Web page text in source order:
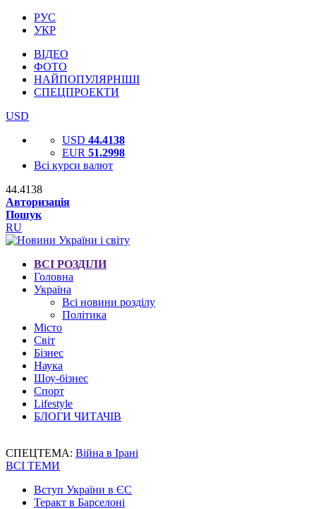
РУС
УКР
ВІДЕО
ФОТО
НАЙПОПУЛЯРНІШІ
СПЕЦПРОЕКТИ
USD
USD 44.4138
EUR 51.2998
Всі курси валют
44.4138
Авторизація
Пошук
RU
ВСІ РОЗДІЛИ
Головна
Україна
Всі новини розділу
Політика
Місто
Світ
Бізнес
Наука
Шоу-бізнес
Спорт
Lifestyle
БЛОГИ ЧИТАЧІВ
СПЕЦТЕМА: Війна в Ірані
ВСІ ТЕМИ
Вступ України в ЄС
Теракт в Барселоні